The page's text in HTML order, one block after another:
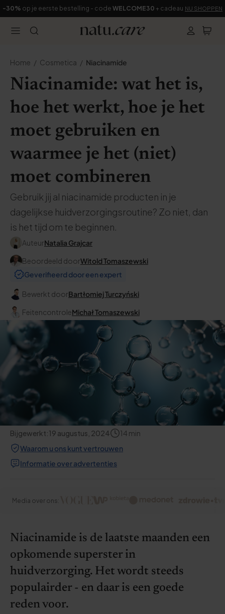
-30% op je eerste bestelling - code WELCOME30 + cadeau NU SHOPPEN
Home Cosmetica Niacinamide
Niacinamide: wat het is,
hoe het werkt, hoe je het
moet gebruiken en
waarmee je het (niet)
moet combineren
Gebruik jij al niacinamide producten in je
dagelijkse huidverzorgingsroutine? Zo niet, dan
is het tijd om te beginnen.
AuteurNatalia Grajcar
Beoordeeld doorWitold Tomaszewski
Geverifieerd door een expert
Bewerkt doorBartłomiej Turczyński
FeitencontroleMichał Tomaszewski
Bijgewerkt:19 augustus, 2024 14 min
Waarom u ons kunt vertrouwen
Informatie over advertenties
Media over ons:
Niacinamide is de laatste maanden een
opkomende superster in
huidverzorging. Het wordt steeds
populairder - en daar is een goede
reden voor.